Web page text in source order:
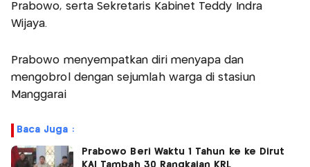
Prabowo, serta Sekretaris Kabinet Teddy Indra
Wijaya.
Prabowo menyempatkan diri menyapa dan
mengobrol dengan sejumlah warga di stasiun
Manggarai
Baca Juga :
Prabowo Beri Waktu 1 Tahun ke ke Dirut
KAI Tambah 30 Rangkaian KRL